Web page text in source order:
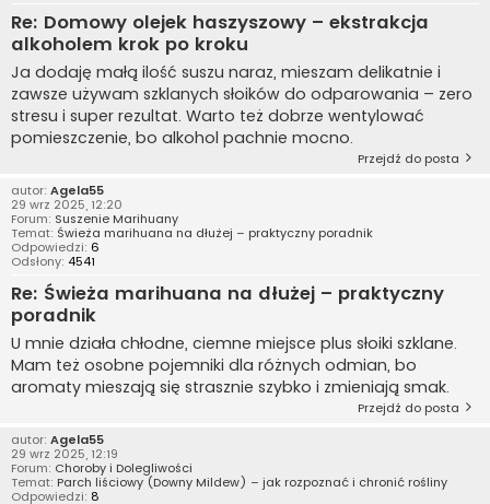
Re: Domowy olejek haszyszowy – ekstrakcja
alkoholem krok po kroku
Ja dodaję małą ilość suszu naraz, mieszam delikatnie i
zawsze używam szklanych słoików do odparowania – zero
stresu i super rezultat. Warto też dobrze wentylować
pomieszczenie, bo alkohol pachnie mocno.
Przejdź do posta
autor: Agela55
29 wrz 2025, 12:20
Forum: Suszenie Marihuany
Temat: Świeża marihuana na dłużej – praktyczny poradnik
Odpowiedzi: 6
Odsłony: 4541
Re: Świeża marihuana na dłużej – praktyczny
poradnik
U mnie działa chłodne, ciemne miejsce plus słoiki szklane.
Mam też osobne pojemniki dla różnych odmian, bo
aromaty mieszają się strasznie szybko i zmieniają smak.
Przejdź do posta
autor: Agela55
29 wrz 2025, 12:19
Forum: Choroby i Dolegliwości
Temat: Parch liściowy (Downy Mildew) – jak rozpoznać i chronić rośliny
Odpowiedzi: 8